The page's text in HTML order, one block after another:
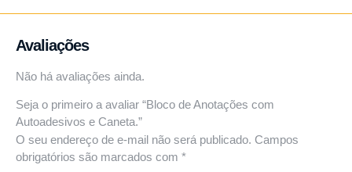
Avaliações
Não há avaliações ainda.
Seja o primeiro a avaliar “Bloco de Anotações com
Autoadesivos e Caneta.”
O seu endereço de e-mail não será publicado. Campos
obrigatórios são marcados com *